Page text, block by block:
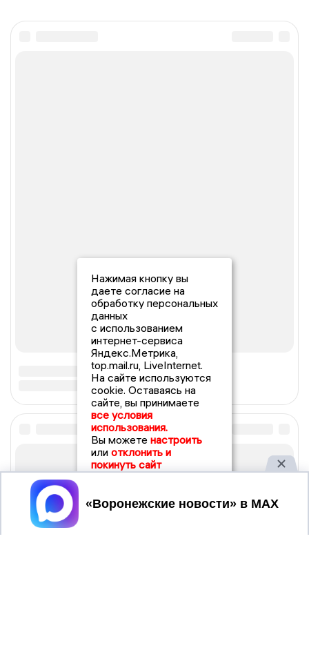
Нажимая кнопку вы
даете согласие на
обработку персональных
данных
с использованием
интернет-сервиса
Яндекс.Метрика,
top.mail.ru, LiveInternet.
На сайте используются
cookie. Оставаясь на
сайте, вы принимаете
все условия
использования.
Вы можете настроить
или отклонить и
покинуть сайт
Принять